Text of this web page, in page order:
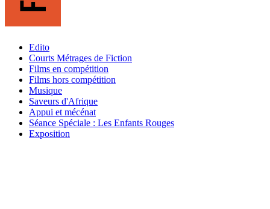
Edito
Courts Métrages de Fiction
Films en compétition
Films hors compétition
Musique
Saveurs d'Afrique
Appui et mécénat
Séance Spéciale : Les Enfants Rouges
Exposition